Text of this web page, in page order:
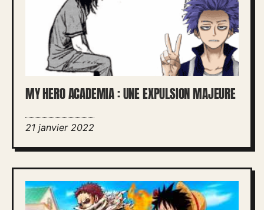
MY HERO ACADEMIA : UNE EXPULSION MAJEURE
21 janvier 2022